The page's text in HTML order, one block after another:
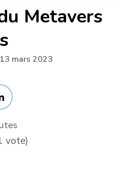
Metavers
13 mars 2023
vote)